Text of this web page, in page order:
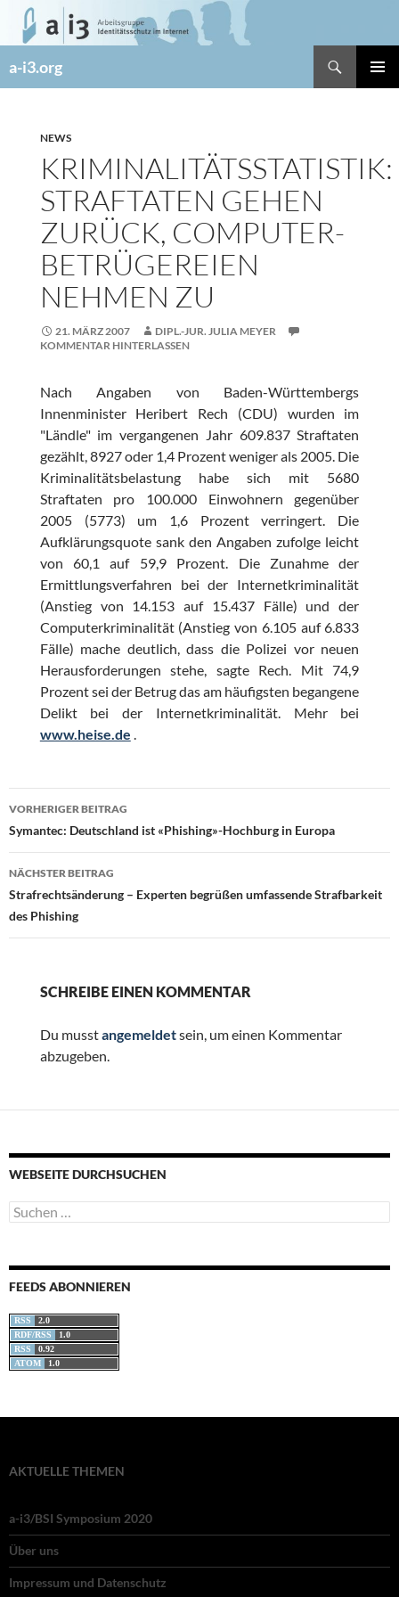
Zum
Inhalt
a-i3.org
NEWS
KRIMINALITÄTSSTATISTIK:
STRAFTATEN GEHEN
ZURÜCK, COMPUTER-
BETRÜGEREIEN
NEHMEN ZU
21. MÄRZ 2007
DIPL.-JUR. JULIA MEYER
KOMMENTAR HINTERLASSEN
Nach Angaben von Baden-Württembergs
Innenminister Heribert Rech (CDU) wurden im
"Ländle" im vergangenen Jahr 609.837 Straftaten
gezählt, 8927 oder 1,4 Prozent weniger als 2005. Die
Kriminalitätsbelastung habe sich mit 5680
Straftaten pro 100.000 Einwohnern gegenüber
2005 (5773) um 1,6 Prozent verringert. Die
Aufklärungsquote sank den Angaben zufolge leicht
von 60,1 auf 59,9 Prozent. Die Zunahme der
Ermittlungsverfahren bei der Internetkriminalität
(Anstieg von 14.153 auf 15.437 Fälle) und der
Computerkriminalität (Anstieg von 6.105 auf 6.833
Fälle) mache deutlich, dass die Polizei vor neuen
Herausforderungen stehe, sagte Rech. Mit 74,9
Prozent sei der Betrug das am häufigsten begangene
Delikt bei der Internetkriminalität. Mehr bei
www.heise.de .
Beitragsnavigation
VORHERIGER BEITRAG
Symantec: Deutschland ist «Phishing»-Hochburg in Europa
NÄCHSTER BEITRAG
Strafrechtsänderung – Experten begrüßen umfassende Strafbarkeit
des Phishing
SCHREIBE EINEN KOMMENTAR
Du musstangemeldetsein, um einen Kommentar
abzugeben.
WEBSEITE DURCHSUCHEN
Suchen
nach:
FEEDS ABONNIEREN
RSS
2.0
RDF/RSS
1.0
RSS
0.92
ATOM
1.0
AKTUELLE THEMEN
a-i3/BSI Symposium 2020
Über uns
Impressum und Datenschutz